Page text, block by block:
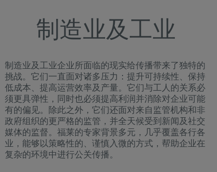
制造业及工业
制造业及工业企业所面临的现实给传播带来了独特的
挑战。它们一直面对诸多压力：提升可持续性、保持
低成本、提高运营效率及产量。它们与工人的关系必
须更具弹性，同时也必须提高利润并消除对企业可能
有的偏见。除此之外，它们还面对来自监管机构和非
政府组织的更严格的监管，并全天候受到新闻及社交
媒体的监督。福莱的专家背景多元，几乎覆盖各行各
业，能够以策略性的、谨慎入微的方式，帮助企业在
复杂的环境中进行公关传播。